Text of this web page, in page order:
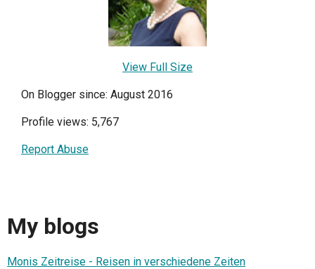
View Full Size
On Blogger since: August 2016
Profile views: 5,767
Report Abuse
My blogs
Monis Zeitreise - Reisen in verschiedene Zeiten